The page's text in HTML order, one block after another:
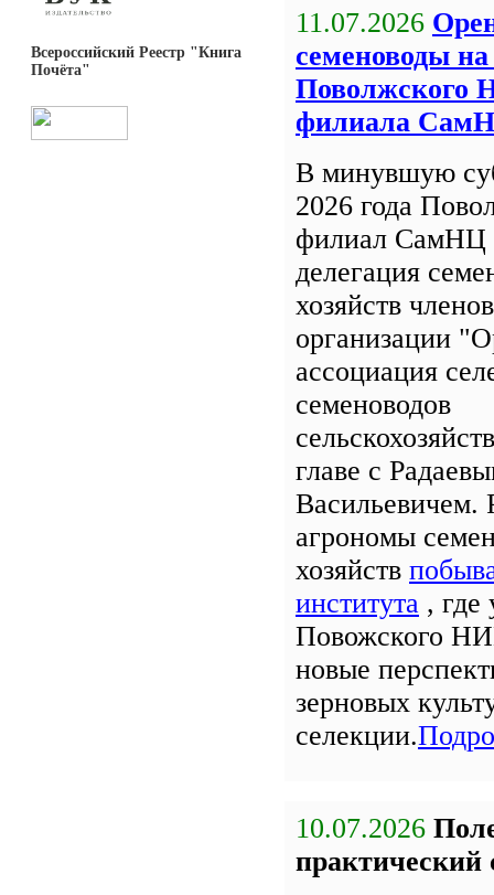
Всероссийский Реестр "Книга
Почёта"
11.07.2026
семеноводы
филиала
В минувшую
2026 года
филиал СамНЦ
делегация
хозяйств
организации
ассоциация
семеноводов
главе с
Васильевичем.
агрономы
хозяйств
института , где
Повожского
новые
зерновых
селекции.
10.07.2026
практический